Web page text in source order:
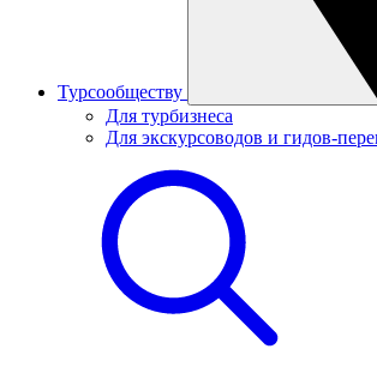
Турсообществу
Для турбизнеса
Для экскурсоводов и гидов-